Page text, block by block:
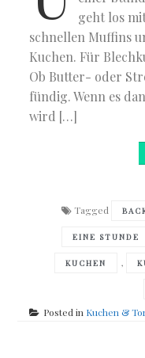
geht los
schnellen Muffins
Kuchen. Für
Ob Butter- oder
fündig. Wenn es
wird […]
Tagged
EINE STUNDE
KUCHEN ,
Posted in Kuchen &